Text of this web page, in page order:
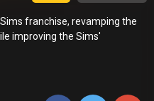
franchise, revamping the
improving the Sims'